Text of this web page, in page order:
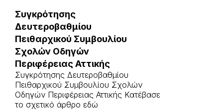
Συγκρότησης
Δευτεροβαθμίου
Πειθαρχικού Συμβουλίου
Σχολών Οδηγών
Περιφέρειας Αττικής
Συγκρότησης Δευτεροβαθμίου
Πειθαρχικού Συμβουλίου Σχολών
Οδηγών Περιφέρειας Αττικής Κατέβασε
το σχετικό άρθρο εδώ